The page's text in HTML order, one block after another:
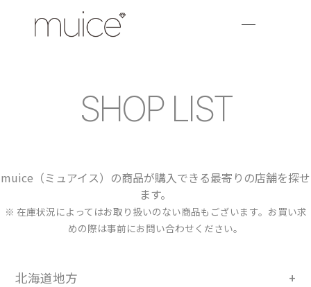
SHOP LIST
muice（ミュアイス）の商品が購入できる最寄りの店舗を探せ
ます。
※ 在庫状況によってはお取り扱いのない商品もございます。お買い求
めの際は事前にお問い合わせください。
北海道地方